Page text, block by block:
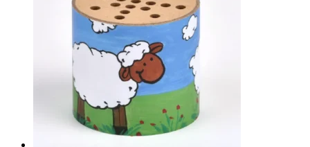
auf.
Die
Optionen
können
auf
der
Produktseite
gewählt
werden